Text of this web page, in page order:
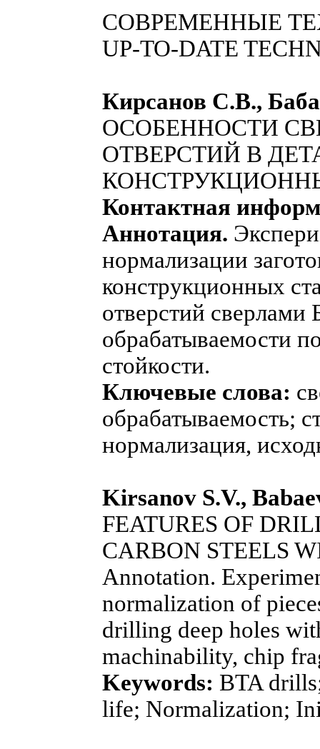
СОВРЕМЕННЫЕ
UP-TO-DATE
Кирсанов С.В.,
ОСОБЕННОСТИ
ОТВЕРСТИЙ В
Контактная
Аннотация.
нормализации
конструкционных
отверстий
обрабатываемости
стойкости.
Ключевые слова:
обрабатываемость;
нормализация,
Kirsanov S.V.,
FEATURES OF
CARBON STEELS
Annotation.
normalization of
drilling deep holes
machinability, chip
Keywords: BTA
life; Normalization;